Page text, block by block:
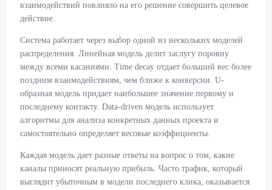
взаимодействий повлияло на его решение совершить целевое
действие.
Система работает через выбор одной из нескольких моделей
распределения. Линейная модель делит заслугу поровну
между всеми касаниями. Time decay отдает больший вес более
поздним взаимодействиям, чем ближе к конверсии. U-
образная модель придает наибольшее значение первому и
последнему контакту. Data-driven модель использует
алгоритмы для анализа конкретных данных проекта и
самостоятельно определяет весовые коэффициенты.
Каждая модель дает разные ответы на вопрос о том, какие
каналы приносят реальную прибыль. Часто трафик, который
выглядит убыточным в модели последнего клика, оказывается